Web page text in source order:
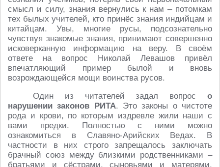
смысл и силу, знания вернулись к нам – потомкам
тех былых учителей, кто принёс знания индийцам и
китайцам. Увы, многие русы, подсознательно
чувствуя знакомые знания, принимают совершенно
исковерканную информацию на веру. В своём
ответе на вопрос Николай Левашов привёл
впечатляющий пример былой и вновь
возрождающейся мощи воинства русов.
Один из читателей задал вопрос о
нарушении законов РИТА. Это законы о чистоте
рода и крови, по которым издревле жили наши с
вами предки. Полностью с ними можно
ознакомиться в Славяно-Арийских Ведах. В
частности в них строго запрещалось заключать
брачный союз между близкими родственниками –
братьями и сёстрами, сыновьями и матерями,